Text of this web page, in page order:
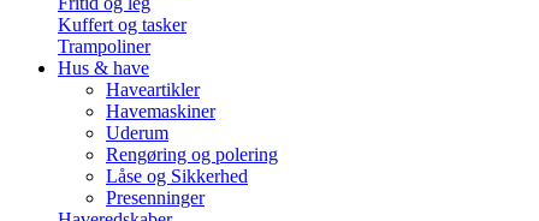
Kuffert og tasker
Trampoliner
Hus & have
Haveartikler
Havemaskiner
Uderum
Rengøring og polering
Låse og Sikkerhed
Presenninger